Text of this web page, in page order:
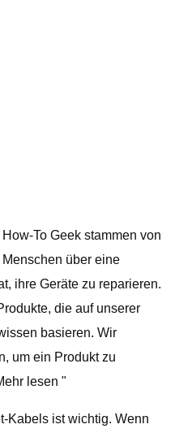
To Geek stammen von
über eine
ihre Geräte zu reparieren.
die auf unserer
basieren. Wir
um ein Produkt zu
lesen "
Kabels ist wichtig. Wenn